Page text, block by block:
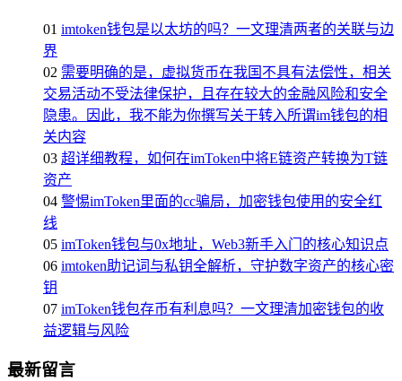
01 imtoken钱包是以太坊的吗？一文理清两者的关联与边
界
02 需要明确的是，虚拟货币在我国不具有法偿性，相关
交易活动不受法律保护，且存在较大的金融风险和安全
隐患。因此，我不能为你撰写关于转入所谓im钱包的相
关内容
03 超详细教程，如何在imToken中将E链资产转换为T链
资产
04 警惕imToken里面的cc骗局，加密钱包使用的安全红
线
05 imToken钱包与0x地址，Web3新手入门的核心知识点
06 imtoken助记词与私钥全解析，守护数字资产的核心密
钥
07 imToken钱包存币有利息吗？一文理清加密钱包的收
益逻辑与风险
最新留言